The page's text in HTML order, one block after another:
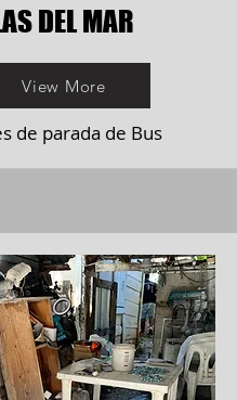
DEL MAR
View More
de parada de Bus